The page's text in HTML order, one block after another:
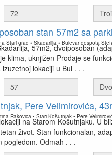
stan 57m2 sa
Stari grad • Skadarlija • Bulevar despota
57m2, dvoiposoban
klima, uknjižen Prodaje se
lokaciji u Bul . . .
Pere Velimirovića,
Rakovica • Stari Košutnjak • Pere
na Starom Košutnjaku. U
život. Stan funkcionalan,
pogledom. Odmah . . .